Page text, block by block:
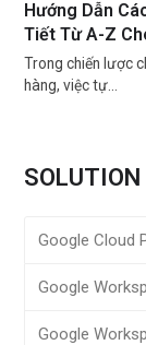
Hướng Dẫn
Tiết Từ A-Z
Trong chiến lược
hàng, việc tự…
SOLUTION
Google Cloud
Google
Google